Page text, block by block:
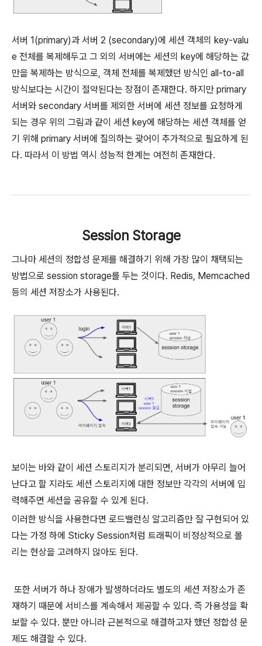
서버 1(primary)과 서버 2 (secondary)에 세션 객체의 key-valu
e 전체를 복제해두고 그 외의 서버에는 세션의 key에 해당하는 값
만을 복제하는 방식으로, 객체 전체를 복제했던 방식인 all-to-all
방식보다는 시간이 절약된다는 장점이 존재한다. 하지만 primary
서버와 secondary 서버를 제외한 서버에 세션 정보를 요청하게
되는 경우 위의 그림과 같이 세션 key에 해당하는 세션 객체를 얻
기 위해 primary 서버에 질의하는 괒어이 추가적으로 필요하게 된
다. 따라서 이 방법 역시 성능적 한계는 여전히 존재한다.
Session Storage
그나마 세션의 정합성 문제를 해결하기 위해 가장 많이 채택되는
방법으로 session storage를 두는 것이다. Redis, Memcached
등의 세션 저장소가 사용된다.
보이는 바와 같이 세션 스토리지가 분리되면, 서버가 아무리 늘어
난다고 할 지라도 세션 스토리지에 대한 정보만 각각의 서버에 입
력해주면 세션을 공유할 수 있게 된다.
이러한 방식을 사용한다면 로드밸런싱 알고리즘만 잘 구현되어 있
다는 가정 하에 Sticky Session처럼 트래픽이 비정상적으로 몰
리는 현상을 고려하지 않아도 된다.
또한 서버가 하나 장애가 발생하더라도 별도의 세션 저장소가 존
재하기 때문에 서비스를 계속해서 제공할 수 있다. 즉 가용성을 확
보할 수 있다. 뿐만 아니라 근본적으로 해결하고자 했던 정합성 문
제도 해결할 수 있다.